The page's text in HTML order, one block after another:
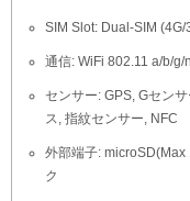
SIM Slot: Dual-SIM (4G/
通信: WiFi 802.11 a/b/g/
センサー: GPS, Gセン
ス, 指紋センサー, NFC
外部端子: microSD(Max
ク